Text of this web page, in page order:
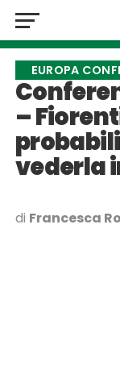
EUROPA
–
vederla
di Francesca